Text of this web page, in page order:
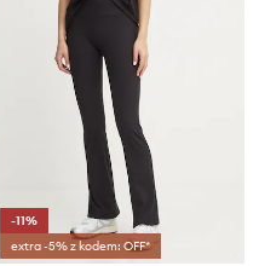
-11%
extra -5% z kodem: OFF*